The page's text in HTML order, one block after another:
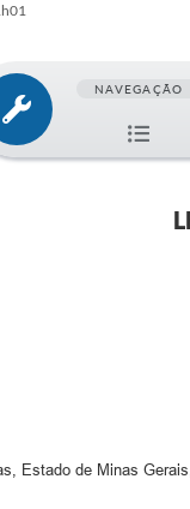
NAVEGAÇÃO
Estado de Minas